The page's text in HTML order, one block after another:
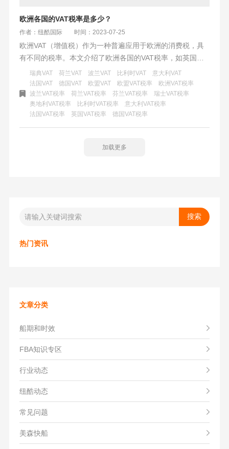
欧洲各国的VAT税率是多少？
作者：纽酷国际 时间：2023-07-25
欧洲VAT（增值税）作为一种普遍应用于欧洲的消费税，具
有不同的税率。本文介绍了欧洲各国的VAT税率，如英国、
法国、德国等，并强调了正确实施VAT税收的重要性。了解
VAT税率可以帮助企业和消费者合理规划和预算，确保按照
法律规定缴纳税款。对于进入欧洲市场的企业来说，正确理
解和实施VAT税收是必不可少的。通过遵守相关法律法规，
准时缴纳税款，以及申请减免可能的税收，企业可以确保在
瑞典VAT 荷兰VAT 波兰VAT 比利时VAT
意大利VAT
法国VAT
德国VAT 欧盟VAT 欧盟VAT税率
欧洲VAT税率
波兰VAT税率
荷兰VAT税率 芬兰VAT税率
瑞士VAT税率
奥地利VAT税率
比利时VAT税率
意大利VAT税率
法国VAT税率
英国VAT税率 德国VAT税率
加载更多
热门资讯
文章分类
船期和时效
FBA知识专区
行业动态
纽酷动态
常见问题
美森快船